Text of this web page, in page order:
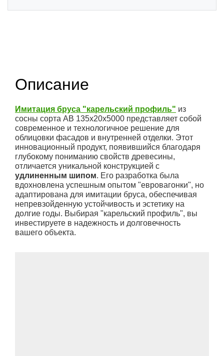
Описание
Имитация бруса "карельский профиль" из
сосны сорта АВ 135x20x5000 представляет собой
современное и технологичное решение для
облицовки фасадов и внутренней отделки. Этот
инновационный продукт, появившийся благодаря
глубокому пониманию свойств древесины,
отличается уникальной конструкцией с
удлиненным шипом. Его разработка была
вдохновлена успешным опытом "евровагонки", но
адаптирована для имитации бруса, обеспечивая
непревзойденную устойчивость и эстетику на
долгие годы. Выбирая "карельский профиль", вы
инвестируете в надежность и долговечность
вашего объекта.